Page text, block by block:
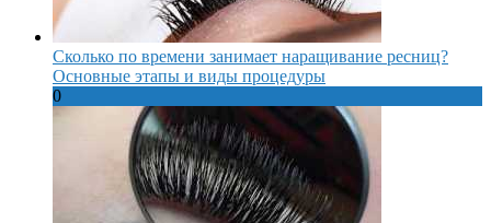
Сколько по времени занимает наращивание ресниц?
Основные этапы и виды процедуры
0